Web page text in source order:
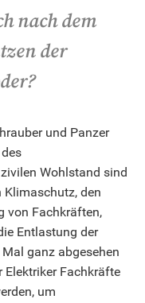
nach dem
der
und Panzer
Wohlstand sind
Klimaschutz, den
von Fachkräften,
Entlastung der
ganz abgesehen
Fachkräfte
um